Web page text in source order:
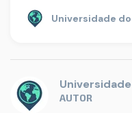
Universidade
AUTOR